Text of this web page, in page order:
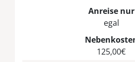
Anreise nur
egal
125,00€